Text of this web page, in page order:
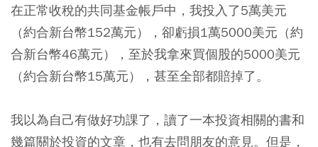
在正常收稅的共同基金帳戶中，我投入了5萬美元
（約合新台幣152萬元），卻虧損1萬5000美元（約
合新台幣46萬元），至於我拿來買個股的5000美元
（約合新台幣15萬元），甚至全部都賠掉了。
我以為自己有做好功課了，讀了一本投資相關的書和
幾篇關於投資的文章，也有去問朋友的意見。但是，